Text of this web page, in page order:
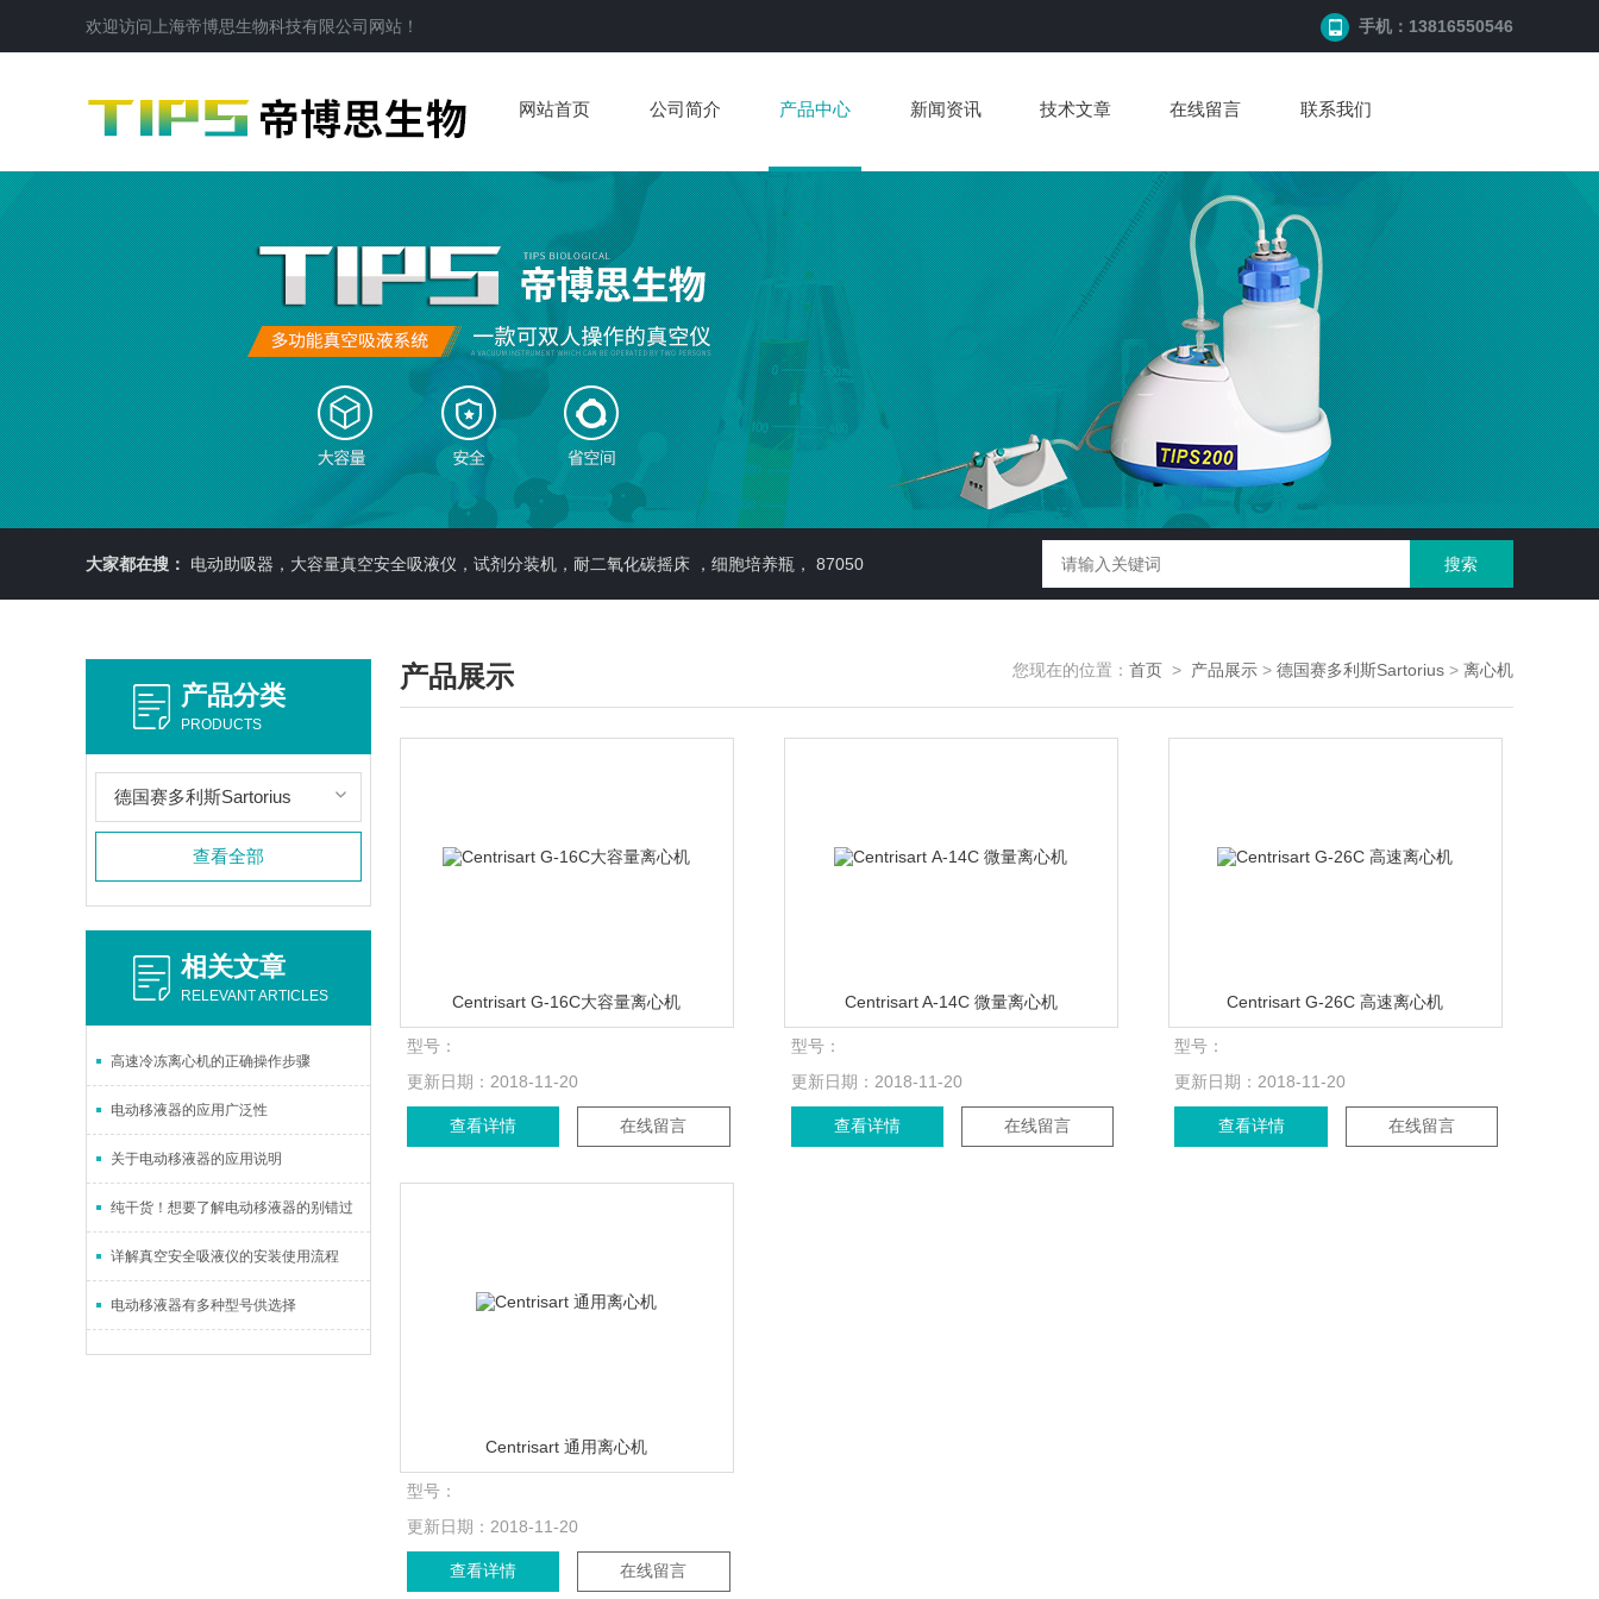
欢迎访问 上海帝博思生物科技有限公司 网站！ 手机：13816550546
网站首页 公司简介 产品中心 新闻资讯 技术文章 在线留言 联系我们
大家都在搜： 电动助吸器，大容量真空安全吸液仪，试剂分装机，耐二氧化碳摇床 ，细胞培养瓶， 87050
产品分类
PRODUCTS
德国赛多利斯Sartorius
查看全部
相关文章
RELEVANT ARTICLES
高速冷冻离心机的正确操作步骤
电动移液器的应用广泛性
关于电动移液器的应用说明
纯干货！想要了解电动移液器的别错过
详解真空安全吸液仪的安装使用流程
电动移液器有多种型号供选择
产品展示 您现在的位置： 首页 > 产品展示 > 德国赛多利斯Sartorius > 离心机
Centrisart G-16C大容量离心机
型号：
更新日期： 2018-11-20
查看详情 在线留言
Centrisart A-14C 微量离心机
型号：
更新日期： 2018-11-20
查看详情 在线留言
Centrisart G-26C 高速离心机
型号：
更新日期： 2018-11-20
查看详情 在线留言
Centrisart 通用离心机
型号：
更新日期： 2018-11-20
查看详情 在线留言